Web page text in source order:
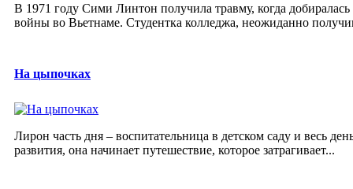
В 1971 году Сими Линтон получила травму, когда
войны во Вьетнаме. Студентка колледжа, неожиданно
На цыпочках
Лирон часть дня – воспитательница в детском саду и весь
развития, она начинает путешествие, которое затрагивает...